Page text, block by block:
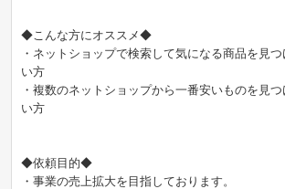
◆こんな方にオススメ◆
・ネットショップで検索して気になる商品を見
い方
・複数のネットショップから一番安いものを見
い方
◆依頼目的◆
・事業の売上拡大を目指しております。